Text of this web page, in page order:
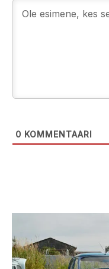
0 KOMMENTAARI